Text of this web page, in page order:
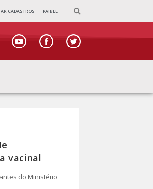
CADASTROS PAINEL
vacinal
do Ministério